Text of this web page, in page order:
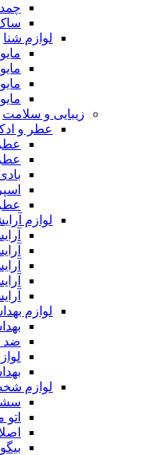
لوازم شنا
زیبایی و سلامت
عطر و
لوازم
لوازم
ضد
لوازم